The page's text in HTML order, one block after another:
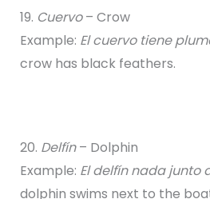
19. Cuervo– Crow
Example: El cuervo tiene
crow has black feathers.
20. Delfín– Dolphin
Example: El delfín nada junto
dolphin swims next to the